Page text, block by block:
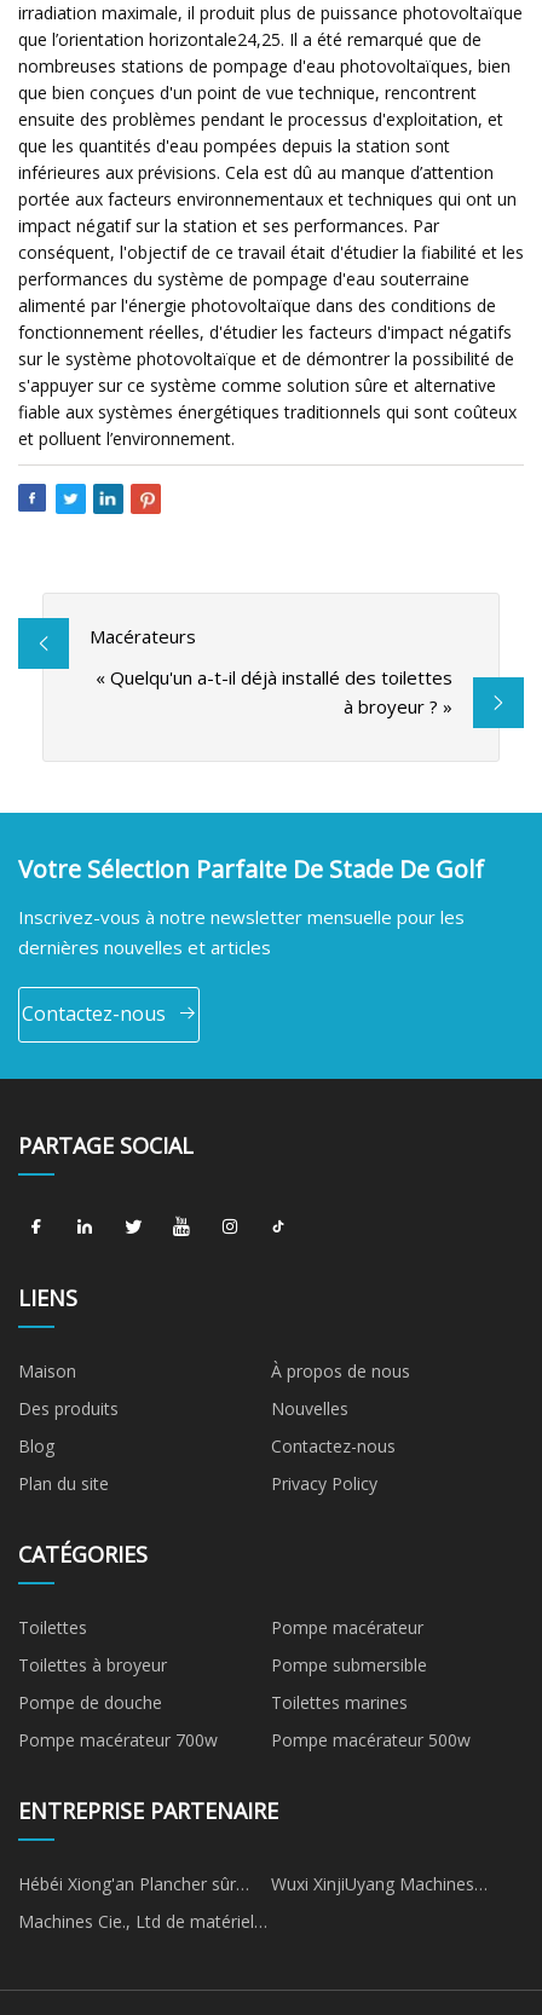
irradiation maximale, il produit plus de puissance photovoltaïque
que l’orientation horizontale24,25. Il a été remarqué que de
nombreuses stations de pompage d'eau photovoltaïques, bien
que bien conçues d'un point de vue technique, rencontrent
ensuite des problèmes pendant le processus d'exploitation, et
que les quantités d'eau pompées depuis la station sont
inférieures aux prévisions. Cela est dû au manque d’attention
portée aux facteurs environnementaux et techniques qui ont un
impact négatif sur la station et ses performances. Par
conséquent, l'objectif de ce travail était d'étudier la fiabilité et les
performances du système de pompage d'eau souterraine
alimenté par l'énergie photovoltaïque dans des conditions de
fonctionnement réelles, d'étudier les facteurs d'impact négatifs
sur le système photovoltaïque et de démontrer la possibilité de
s'appuyer sur ce système comme solution sûre et alternative
fiable aux systèmes énergétiques traditionnels qui sont coûteux
et polluent l’environnement.
Macérateurs
« Quelqu'un a-t-il déjà installé des toilettes
à broyeur ? »
Votre Sélection Parfaite De Stade De Golf
Inscrivez-vous à notre newsletter mensuelle pour les
dernières nouvelles et articles
Contactez-nous
PARTAGE SOCIAL
LIENS
Maison
À propos de nous
Des produits
Nouvelles
Blog
Contactez-nous
Plan du site
Privacy Policy
CATÉGORIES
Toilettes
Pompe macérateur
Toilettes à broyeur
Pompe submersible
Pompe de douche
Toilettes marines
Pompe macérateur 700w
Pompe macérateur 500w
ENTREPRISE PARTENAIRE
Hébéi Xiong'an Plancher sûr
Internationale Co..Ltd
Wuxi XinjiUyang Machines
Machines Cie., Ltd de matériel